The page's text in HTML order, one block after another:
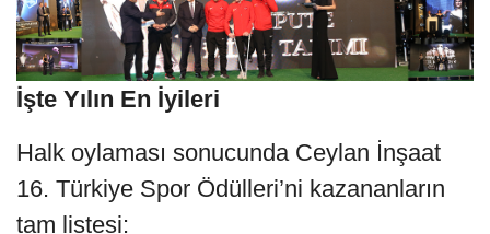
İşte Yılın En İyileri
Halk oylaması sonucunda Ceylan İnşaat
16. Türkiye Spor Ödülleri’ni kazananların
tam listesi: